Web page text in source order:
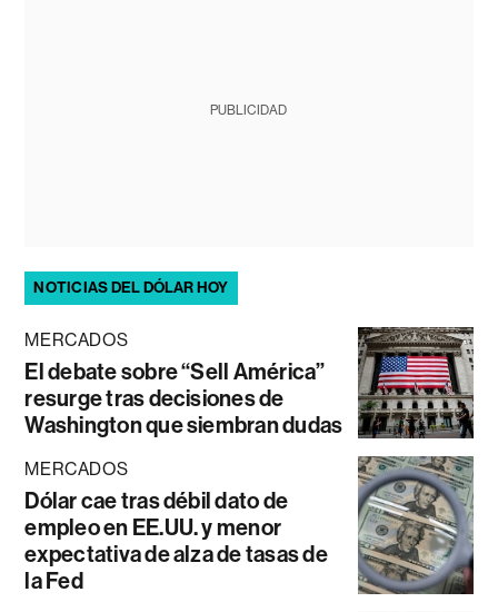
PUBLICIDAD
NOTICIAS DEL DÓLAR HOY
MERCADOS
El debate sobre “Sell América”
resurge tras decisiones de
Washington que siembran dudas
MERCADOS
Dólar cae tras débil dato de
empleo en EE.UU. y menor
expectativa de alza de tasas de
la Fed